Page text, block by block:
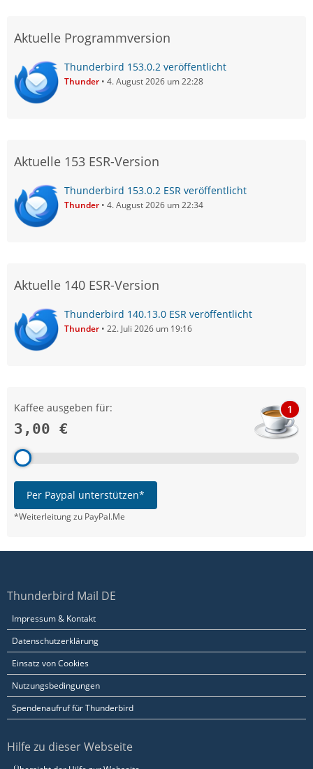
Aktuelle Programmversion
Thunderbird 153.0.2 veröffentlicht
Thunder 4. August 2026 um 22:28
Aktuelle 153 ESR-Version
Thunderbird 153.0.2 ESR veröffentlicht
Thunder 4. August 2026 um 22:34
Aktuelle 140 ESR-Version
Thunderbird 140.13.0 ESR veröffentlicht
Thunder 22. Juli 2026 um 19:16
Kaffee ausgeben für:
3,00 €
1
Per Paypal unterstützen*
*Weiterleitung zu PayPal.Me
Thunderbird Mail DE
Impressum & Kontakt
Datenschutzerklärung
Einsatz von Cookies
Nutzungsbedingungen
Spendenaufruf für Thunderbird
Hilfe zu dieser Webseite